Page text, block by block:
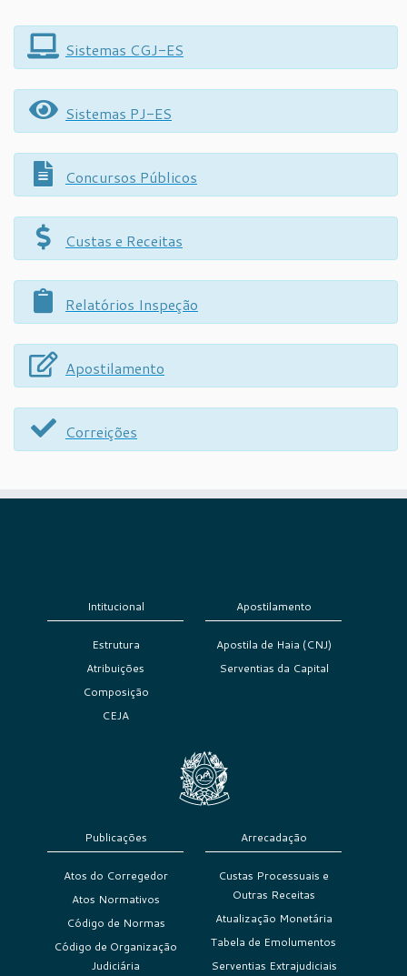
Sistemas CGJ-ES
Sistemas PJ-ES
Concursos Públicos
Custas e Receitas
Relatórios Inspeção
Apostilamento
Correições
Intitucional
Estrutura
Atribuições
Composição
CEJA
Apostilamento
Apostila de Haia (CNJ)
Serventias da Capital
Publicações
Atos do Corregedor
Atos Normativos
Código de Normas
Código de Organização
Judiciária
Arrecadação
Custas Processuais e
Outras Receitas
Atualização Monetária
Tabela de Emolumentos
Serventias Extrajudiciais